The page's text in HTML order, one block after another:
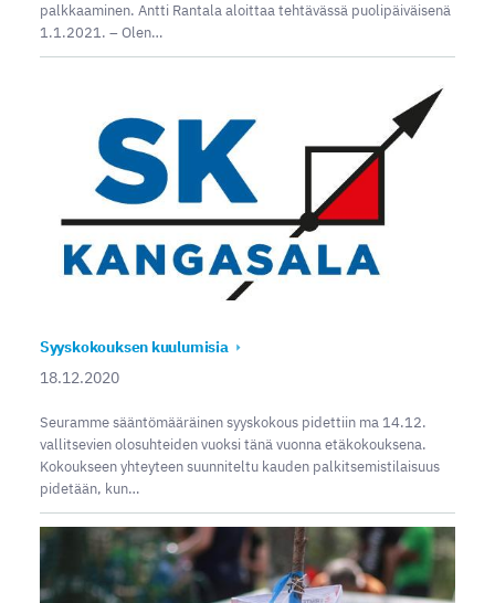
palkkaaminen. Antti Rantala aloittaa tehtävässä puolipäiväisenä
1.1.2021. – Olen…
Syyskokouksen kuulumisia
18.12.2020
Seuramme sääntömääräinen syyskokous pidettiin ma 14.12.
vallitsevien olosuhteiden vuoksi tänä vuonna etäkokouksena.
Kokoukseen yhteyteen suunniteltu kauden palkitsemistilaisuus
pidetään, kun…